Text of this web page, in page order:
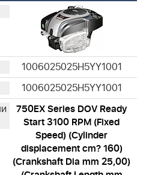
1006025025H5YY1001
1006025025H5YY1001
750EX Series DOV Ready
Start 3100 RPM (Fixed
Speed) (Cylinder
displacement cm? 160)
(Crankshaft Dia mm 25,00)